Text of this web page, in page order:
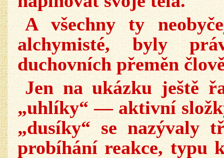
A všechny ty
alchymisté, byly
duchovních přeměn
Jen na ukázku ještě
„uhlíky“ — aktivní
„dusíky“ se nazývaly
probíhání reakce, typu